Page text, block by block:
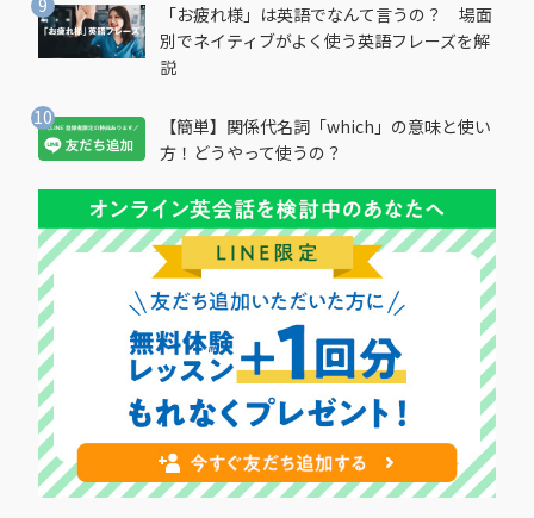
「お疲れ様」は英語でなんて言うの？ 場面
別でネイティブがよく使う英語フレーズを解
説
【簡単】関係代名詞「which」の意味と使い
方！どうやって使うの？